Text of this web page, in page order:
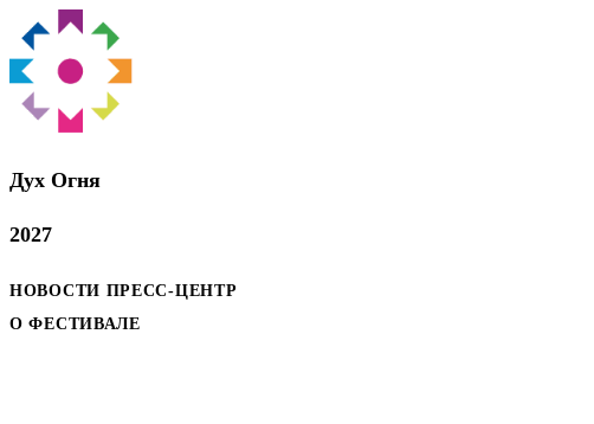
Дух Oгня
2027
НОВОСТИ ПРЕСС-ЦЕНТР
О ФЕСТИВАЛЕ